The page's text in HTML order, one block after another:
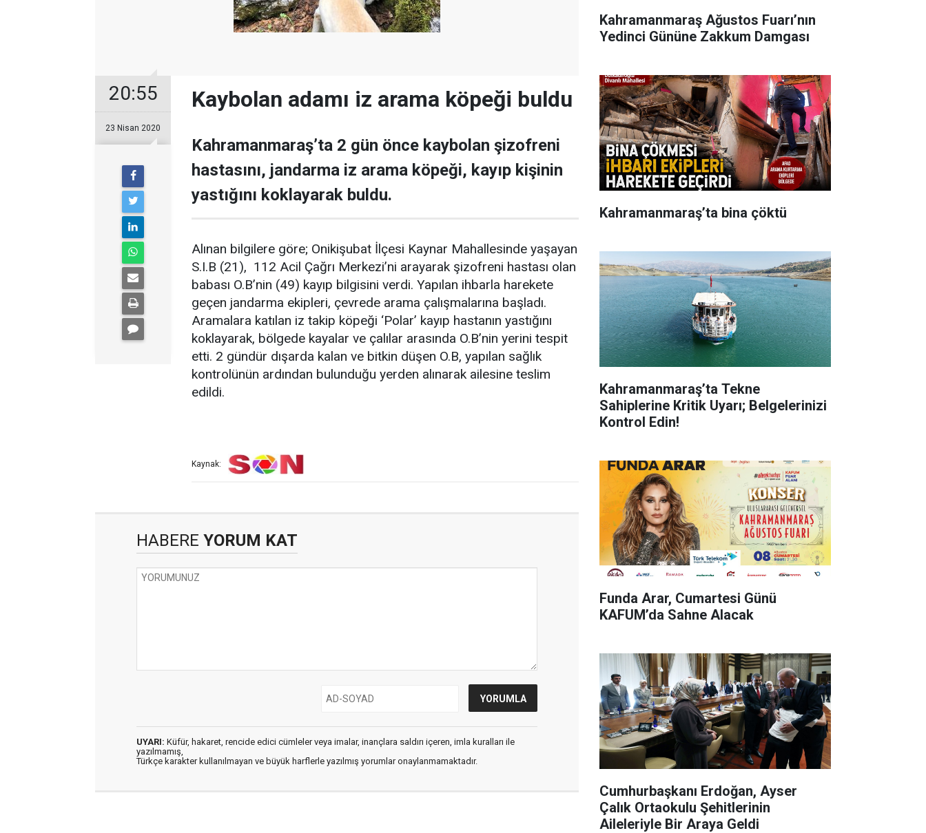
20:55
23 Nisan 2020
Kaybolan adamı iz arama köpeği buldu
Kahramanmaraş’ta 2 gün önce kaybolan şizofreni
hastasını, jandarma iz arama köpeği, kayıp kişinin
yastığını koklayarak buldu.
Alınan bilgilere göre; Onikişubat İlçesi Kaynar Mahallesinde yaşayan
S.I.B (21), 112 Acil Çağrı Merkezi’ni arayarak şizofreni hastası olan
babası O.B’nin (49) kayıp bilgisini verdi. Yapılan ihbarla harekete
geçen jandarma ekipleri, çevrede arama çalışmalarına başladı.
Aramalara katılan iz takip köpeği ‘Polar’ kayıp hastanın yastığını
koklayarak, bölgede kayalar ve çalılar arasında O.B’nin yerini tespit
etti. 2 gündür dışarda kalan ve bitkin düşen O.B, yapılan sağlık
kontrolünün ardından bulunduğu yerden alınarak ailesine teslim
edildi.
Kaynak:
HABERE YORUM KAT
UYARI: Küfür, hakaret, rencide edici cümleler veya imalar, inançlara saldırı içeren, imla kuralları ile
yazılmamış,
Türkçe karakter kullanılmayan ve büyük harflerle yazılmış yorumlar onaylanmamaktadır.
Kahramanmaraş Ağustos Fuarı’nın
Yedinci Gününe Zakkum Damgası
Kahramanmaraş’ta bina çöktü
Kahramanmaraş’ta Tekne
Sahiplerine Kritik Uyarı; Belgelerinizi
Kontrol Edin!
Funda Arar, Cumartesi Günü
KAFUM’da Sahne Alacak
Cumhurbaşkanı Erdoğan, Ayser
Çalık Ortaokulu Şehitlerinin
Aileleriyle Bir Araya Geldi